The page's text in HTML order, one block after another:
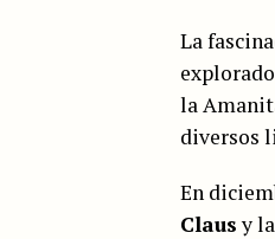
La
la
diversos
En
Clausy la